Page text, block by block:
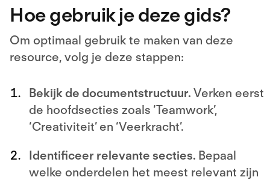
Hoe gebruik je deze gids?
Om optimaal gebruik te maken van deze
resource, volg je deze stappen:
Bekijk de documentstructuur.Verken eerst
de hoofdsecties zoals ‘Teamwork’,
‘Creativiteit’ en ‘Veerkracht’.
Identificeer relevante secties. Bepaal
welke onderdelen het meest relevant zijn